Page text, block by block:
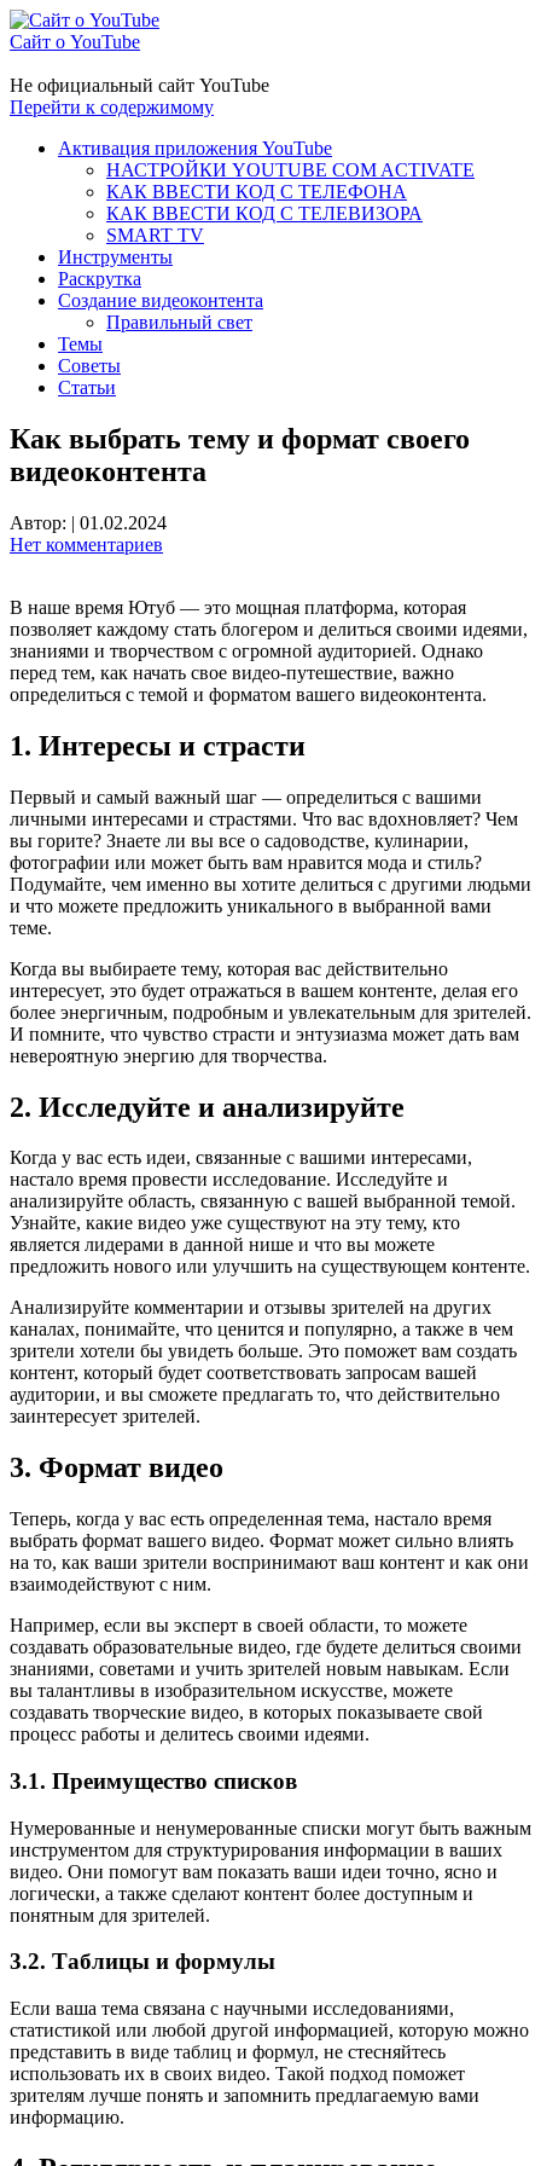
Сайт о YouTube
Не официальный сайт YouTube
Перейти к содержимому
Активация приложения YouTube
НАСТРОЙКИ YOUTUBE COM ACTIVATE
КАК ВВЕСТИ КОД С ТЕЛЕФОНА
КАК ВВЕСТИ КОД С ТЕЛЕВИЗОРА
SMART TV
Инструменты
Раскрутка
Создание видеоконтента
Правильный свет
Темы
Советы
Статьи
Как выбрать тему и формат своего
видеоконтента
Автор: | 01.02.2024
Нет комментариев
В наше время Ютуб — это мощная платформа, которая
позволяет каждому стать блогером и делиться своими идеями,
знаниями и творчеством с огромной аудиторией. Однако
перед тем, как начать свое видео-путешествие, важно
определиться с темой и форматом вашего видеоконтента.
1. Интересы и страсти
Первый и самый важный шаг — определиться с вашими
личными интересами и страстями. Что вас вдохновляет? Чем
вы горите? Знаете ли вы все о садоводстве, кулинарии,
фотографии или может быть вам нравится мода и стиль?
Подумайте, чем именно вы хотите делиться с другими людьми
и что можете предложить уникального в выбранной вами
теме.
Когда вы выбираете тему, которая вас действительно
интересует, это будет отражаться в вашем контенте, делая его
более энергичным, подробным и увлекательным для зрителей.
И помните, что чувство страсти и энтузиазма может дать вам
невероятную энергию для творчества.
2. Исследуйте и анализируйте
Когда у вас есть идеи, связанные с вашими интересами,
настало время провести исследование. Исследуйте и
анализируйте область, связанную с вашей выбранной темой.
Узнайте, какие видео уже существуют на эту тему, кто
является лидерами в данной нише и что вы можете
предложить нового или улучшить на существующем контенте.
Анализируйте комментарии и отзывы зрителей на других
каналах, понимайте, что ценится и популярно, а также в чем
зрители хотели бы увидеть больше. Это поможет вам создать
контент, который будет соответствовать запросам вашей
аудитории, и вы сможете предлагать то, что действительно
заинтересует зрителей.
3. Формат видео
Теперь, когда у вас есть определенная тема, настало время
выбрать формат вашего видео. Формат может сильно влиять
на то, как ваши зрители воспринимают ваш контент и как они
взаимодействуют с ним.
Например, если вы эксперт в своей области, то можете
создавать образовательные видео, где будете делиться своими
знаниями, советами и учить зрителей новым навыкам. Если
вы талантливы в изобразительном искусстве, можете
создавать творческие видео, в которых показываете свой
процесс работы и делитесь своими идеями.
3.1. Преимущество списков
Нумерованные и ненумерованные списки могут быть важным
инструментом для структурирования информации в ваших
видео. Они помогут вам показать ваши идеи точно, ясно и
логически, а также сделают контент более доступным и
понятным для зрителей.
3.2. Таблицы и формулы
Если ваша тема связана с научными исследованиями,
статистикой или любой другой информацией, которую можно
представить в виде таблиц и формул, не стесняйтесь
использовать их в своих видео. Такой подход поможет
зрителям лучше понять и запомнить предлагаемую вами
информацию.